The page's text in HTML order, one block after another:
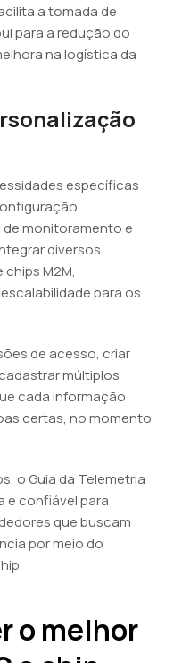
a tomada de
para a redução do
na logística da
específicas
monitoramento e
diversos
chips M2M,
para os
de acesso, criar
múltiplos
cada informação
certas, no momento
o Guia da Telemetria
e confiável para
que buscam
por meio do
o melhor